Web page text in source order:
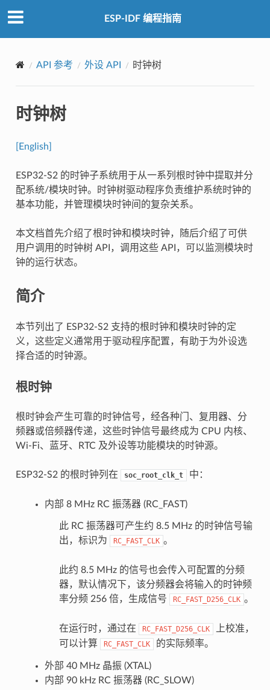
ESP-IDF 编程指南
API 参考 外设 API 时钟树
时钟树
[English]
ESP32-S2 的时钟子系统用于从一系列根时钟中提取并分
配系统/模块时钟。时钟树驱动程序负责维护系统时钟的
基本功能，并管理模块时钟间的复杂关系。
本文档首先介绍了根时钟和模块时钟，随后介绍了可供
用户调用的时钟树 API，调用这些 API，可以监测模块时
钟的运行状态。
简介
本节列出了 ESP32-S2 支持的根时钟和模块时钟的定
义，这些定义通常用于驱动程序配置，有助于为外设选
择合适的时钟源。
根时钟
根时钟会产生可靠的时钟信号，经各种门、复用器、分
频器或倍频器传递，这些时钟信号最终成为 CPU 内核、
Wi-Fi、蓝牙、RTC 及外设等功能模块的时钟源。
ESP32-S2 的根时钟列在 soc_root_clk_t 中：
内部 8 MHz RC 振荡器 (RC_FAST)
此 RC 振荡器可产生约 8.5 MHz 的时钟信号输
出，标识为
RC_FAST_CLK 。
此约 8.5 MHz 的信号也会传入可配置的分频
器，默认情况下，该分频器会将输入的时钟频
率分频 256 倍，生成信号
RC_FAST_D256_CLK 。
在运行时，通过在 RC_FAST_D256_CLK
上校准，
可以计算
RC_FAST_CLK 的实际频率。
外部 40 MHz 晶振 (XTAL)
内部 90 kHz RC 振荡器 (RC_SLOW)